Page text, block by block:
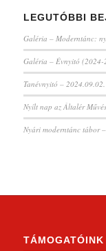
LEGUTÓBBI
Galéria – Moderntánc:
Galéria – Évnyitó (2024-
Tanévnyitó – 2024.09.02.
Nyílt nap az Általér
Nyári moderntánc tábor
TÁMOGATÓINK